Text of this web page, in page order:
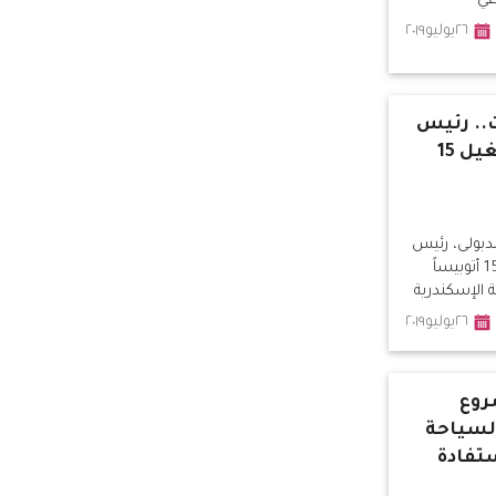
٢٦يوليو٢٠١٩
رئيس
الوزراء يُدشن تشغيل 15
رئيس
مجلس الوزراء، تشغيل 15 أتوبيساً
الإسكندرية
٢٦يوليو٢٠١٩